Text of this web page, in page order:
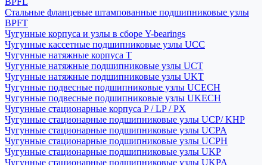
Стальные фланцевые штампованные подшипниковые узлы
BPFT
Чугунные корпуса и узлы в сборе Y-bearings
Чугунные кассетные подшипниковые узлы UCC
Чугунные натяжные корпуса T
Чугунные натяжные подшипниковые узлы UCT
Чугунные натяжные подшипниковые узлы UKT
Чугунные подвесные подшипниковые узлы UCECH
Чугунные подвесные подшипниковые узлы UKECH
Чугунные стационарные корпуса P / LP / PX
Чугунные стационарные подшипниковые узлы UCP/ KHP
Чугунные стационарные подшипниковые узлы UCPA
Чугунные стационарные подшипниковые узлы UCPH
Чугунные стационарные подшипниковые узлы UKP
Чугунные стационарные подшипниковые узлы UKPA